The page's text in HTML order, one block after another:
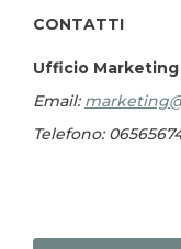
CONTATTI
Ufficio
Email:
Telefono: